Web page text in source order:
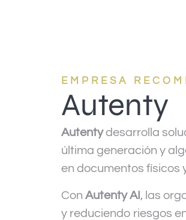
EMPRESA
Autenty
Autentydesarrolla
última generación y
en documentos físicos
Con Autenty AI , las
y reduciendo riesgos